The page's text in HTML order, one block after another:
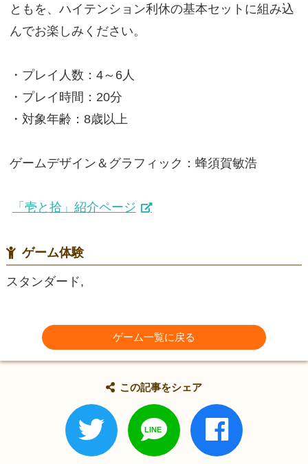
ともを、ハイテンション利休の基本セットに組み込
んでお楽しみください。
・プレイ人数：4～6人
・プレイ時間：20分
・対象年齢：8歳以上
ゲームデザイン＆グラフィック：蜂須賀敏浩
「壱と拾」紹介ページ
ゲーム体験
スタンダード,
ゲーム一覧に戻る
この記事をシェア